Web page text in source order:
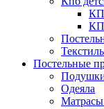
Постельные
Одеяла
Матрасы